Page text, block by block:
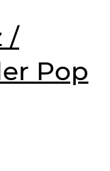
/
Pop